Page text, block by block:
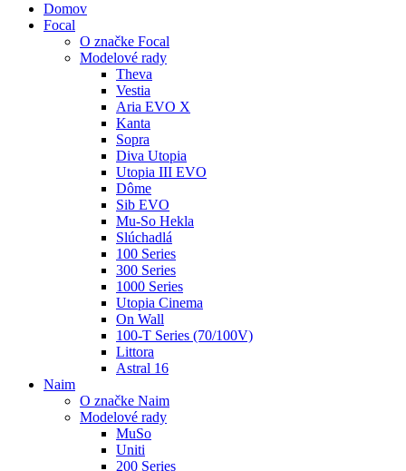
Domov
Focal
O značke Focal
Modelové rady
Theva
Vestia
Aria EVO X
Kanta
Sopra
Diva Utopia
Utopia III EVO
Dôme
Sib EVO
Mu-So Hekla
Slúchadlá
100 Series
300 Series
1000 Series
Utopia Cinema
On Wall
100-T Series (70/100V)
Littora
Astral 16
Naim
O značke Naim
Modelové rady
MuSo
Uniti
200 Series